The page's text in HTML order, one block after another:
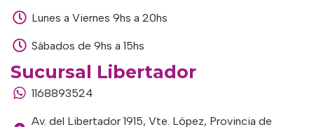
Lunes a Viernes 9hs a 20hs
Sábados de 9hs a 15hs
Sucursal Libertador
1168893524
Av. del Libertador 1915, Vte. López, Provincia de